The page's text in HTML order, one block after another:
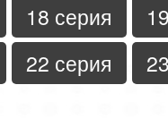
18 серия
22 серия